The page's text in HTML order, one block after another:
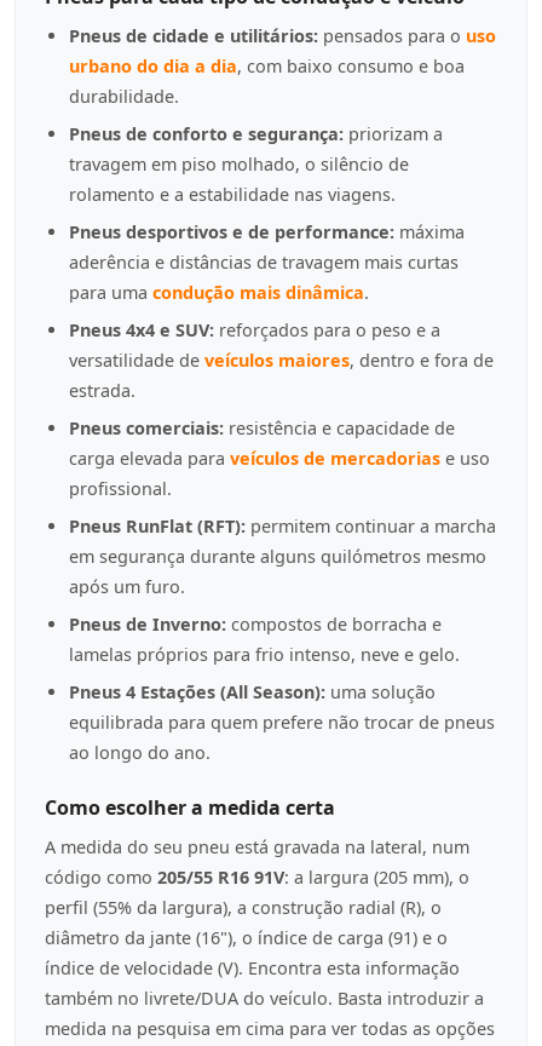
Pneus de cidade e utilitários: pensados para o uso
urbano do dia a dia, com baixo consumo e boa
durabilidade.
Pneus de conforto e segurança: priorizam a
travagem em piso molhado, o silêncio de
rolamento e a estabilidade nas viagens.
Pneus desportivos e de performance: máxima
aderência e distâncias de travagem mais curtas
para uma condução mais dinâmica.
Pneus 4x4 e SUV: reforçados para o peso e a
versatilidade de veículos maiores, dentro e fora de
estrada.
Pneus comerciais: resistência e capacidade de
carga elevada para veículos de mercadorias e uso
profissional.
Pneus RunFlat (RFT): permitem continuar a marcha
em segurança durante alguns quilómetros mesmo
após um furo.
Pneus de Inverno: compostos de borracha e
lamelas próprios para frio intenso, neve e gelo.
Pneus 4 Estações (All Season): uma solução
equilibrada para quem prefere não trocar de pneus
ao longo do ano.
Como escolher a medida certa
A medida do seu pneu está gravada na lateral, num
código como 205/55 R16 91V: a largura (205 mm), o
perfil (55% da largura), a construção radial (R), o
diâmetro da jante (16"), o índice de carga (91) e o
índice de velocidade (V). Encontra esta informação
também no livrete/DUA do veículo. Basta introduzir a
medida na pesquisa em cima para ver todas as opções